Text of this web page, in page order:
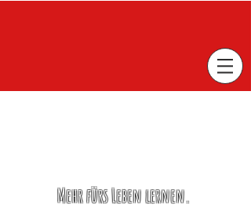
Mehr fürs Leben lernen.